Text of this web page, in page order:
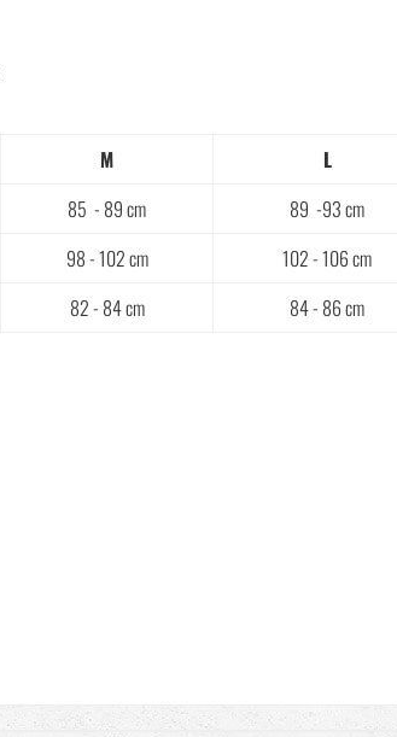
M L
85 - 89 cm 89 -93 cm
98 - 102 cm 102 - 106 cm
82 - 84 cm 84 - 86 cm